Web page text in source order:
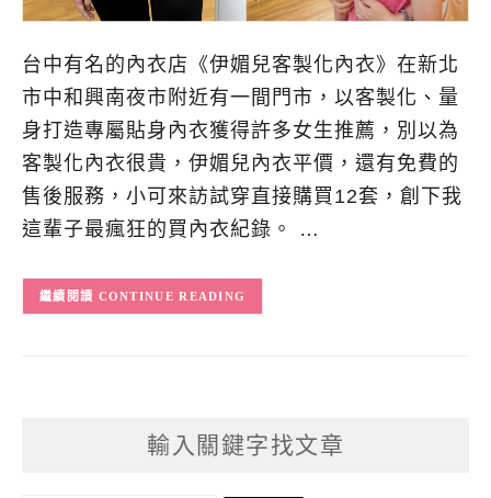
台中有名的內衣店《伊媚兒客製化內衣》在新北
市中和興南夜市附近有一間門市，以客製化、量
身打造專屬貼身內衣獲得許多女生推薦，別以為
客製化內衣很貴，伊媚兒內衣平價，還有免費的
售後服務，小可來訪試穿直接購買12套，創下我
這輩子最瘋狂的買內衣紀錄。 …
CONTINUE READING
輸入關鍵字找文章